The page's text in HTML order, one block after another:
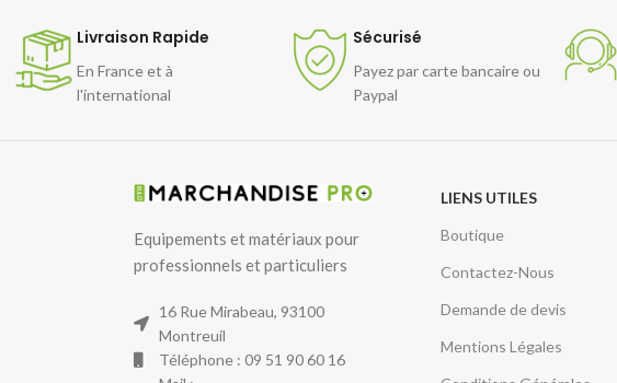
Livraison Rapide
En France et à
l'international
Sécurisé
Payez par carte bancaire ou
Paypal
Equipements et matériaux pour
professionnels et particuliers
16 Rue Mirabeau, 93100
Montreuil
Téléphone : 09 51 90 60 16
LIENS UTILES
Boutique
Contactez-Nous
Demande de devis
Mentions Légales